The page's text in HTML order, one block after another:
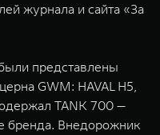
журнала и сайта «За
представлены
GWM: HAVAL H5,
TANK 700 —
бренда. Внедорожник